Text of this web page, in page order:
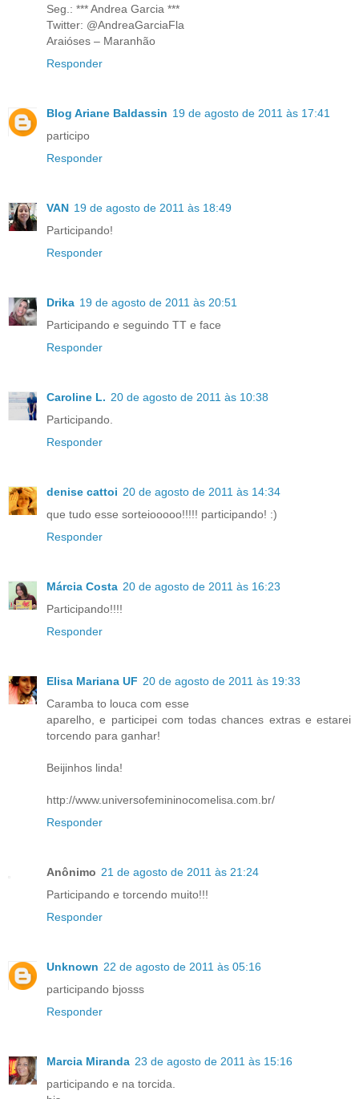
Seg.: *** Andrea Garcia ***
Twitter: @AndreaGarciaFla
Araióses – Maranhão
Responder
Blog Ariane Baldassin 19 de agosto de 2011 às 17:41
participo
Responder
VAN 19 de agosto de 2011 às 18:49
Participando!
Responder
Drika 19 de agosto de 2011 às 20:51
Participando e seguindo TT e face
Responder
Caroline L. 20 de agosto de 2011 às 10:38
Participando.
Responder
denise cattoi 20 de agosto de 2011 às 14:34
que tudo esse sorteiooooo!!!!! participando! :)
Responder
Márcia Costa 20 de agosto de 2011 às 16:23
Participando!!!!
Responder
Elisa Mariana UF 20 de agosto de 2011 às 19:33
Caramba to louca com esse
aparelho, e participei com todas chances extras e estarei
torcendo para ganhar!
Beijinhos linda!
http://www.universofemininocomelisa.com.br/
Responder
Anônimo 21 de agosto de 2011 às 21:24
Participando e torcendo muito!!!
Responder
Unknown 22 de agosto de 2011 às 05:16
participando bjosss
Responder
Marcia Miranda 23 de agosto de 2011 às 15:16
participando e na torcida.